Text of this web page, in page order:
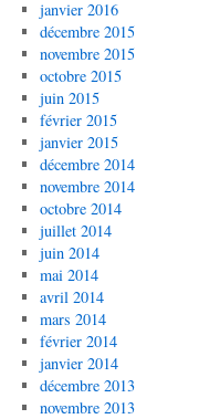
janvier 2016
décembre 2015
novembre 2015
octobre 2015
juin 2015
février 2015
janvier 2015
décembre 2014
novembre 2014
octobre 2014
juillet 2014
juin 2014
mai 2014
avril 2014
mars 2014
février 2014
janvier 2014
décembre 2013
novembre 2013